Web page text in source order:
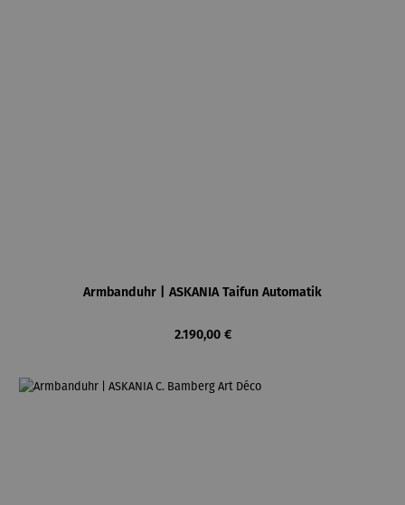
Armbanduhr | ASKANIA Taifun Automatik
Regulärer Preis:
2.190,00 €